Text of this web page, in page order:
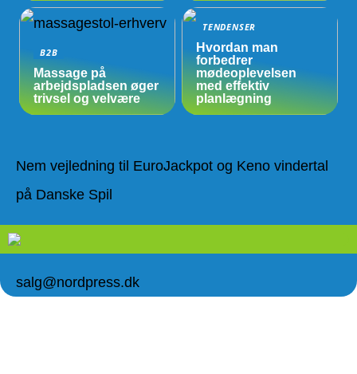
B2B
Massage på
arbejdspladsen øger
trivsel og velvære
TENDENSER
Hvordan man
forbedrer
mødeoplevelsen
med effektiv
planlægning
Nem vejledning til EuroJackpot og Keno vindertal
på Danske Spil
salg@nordpress.dk